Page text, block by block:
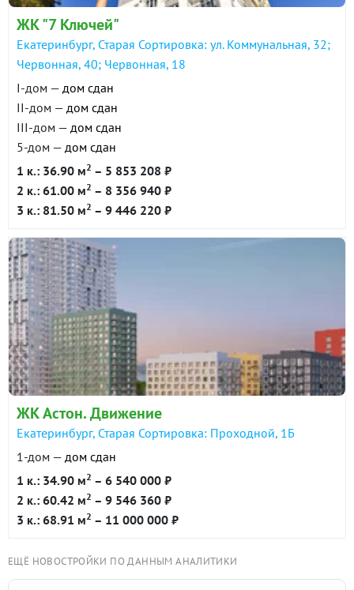
ЖК "7 Ключей"
Екатеринбург, Старая Сортировка: ул. Коммунальная, 32;
Червонная, 40; Червонная, 18
I-дом — дом сдан
II-дом — дом сдан
III-дом — дом сдан
5-дом — дом сдан
1 к.: 36.90 м2 – 5 853 208 ₽
2 к.: 61.00 м2 – 8 356 940 ₽
3 к.: 81.50 м2 – 9 446 220 ₽
ЖК Астон. Движение
Екатеринбург, Старая Сортировка: Проходной, 1Б
1-дом — дом сдан
1 к.: 34.90 м2 – 6 540 000 ₽
2 к.: 60.42 м2 – 9 546 360 ₽
3 к.: 68.91 м2 – 11 000 000 ₽
ЕЩЁ НОВОСТРОЙКИ ПО ДАННЫМ АНАЛИТИКИ